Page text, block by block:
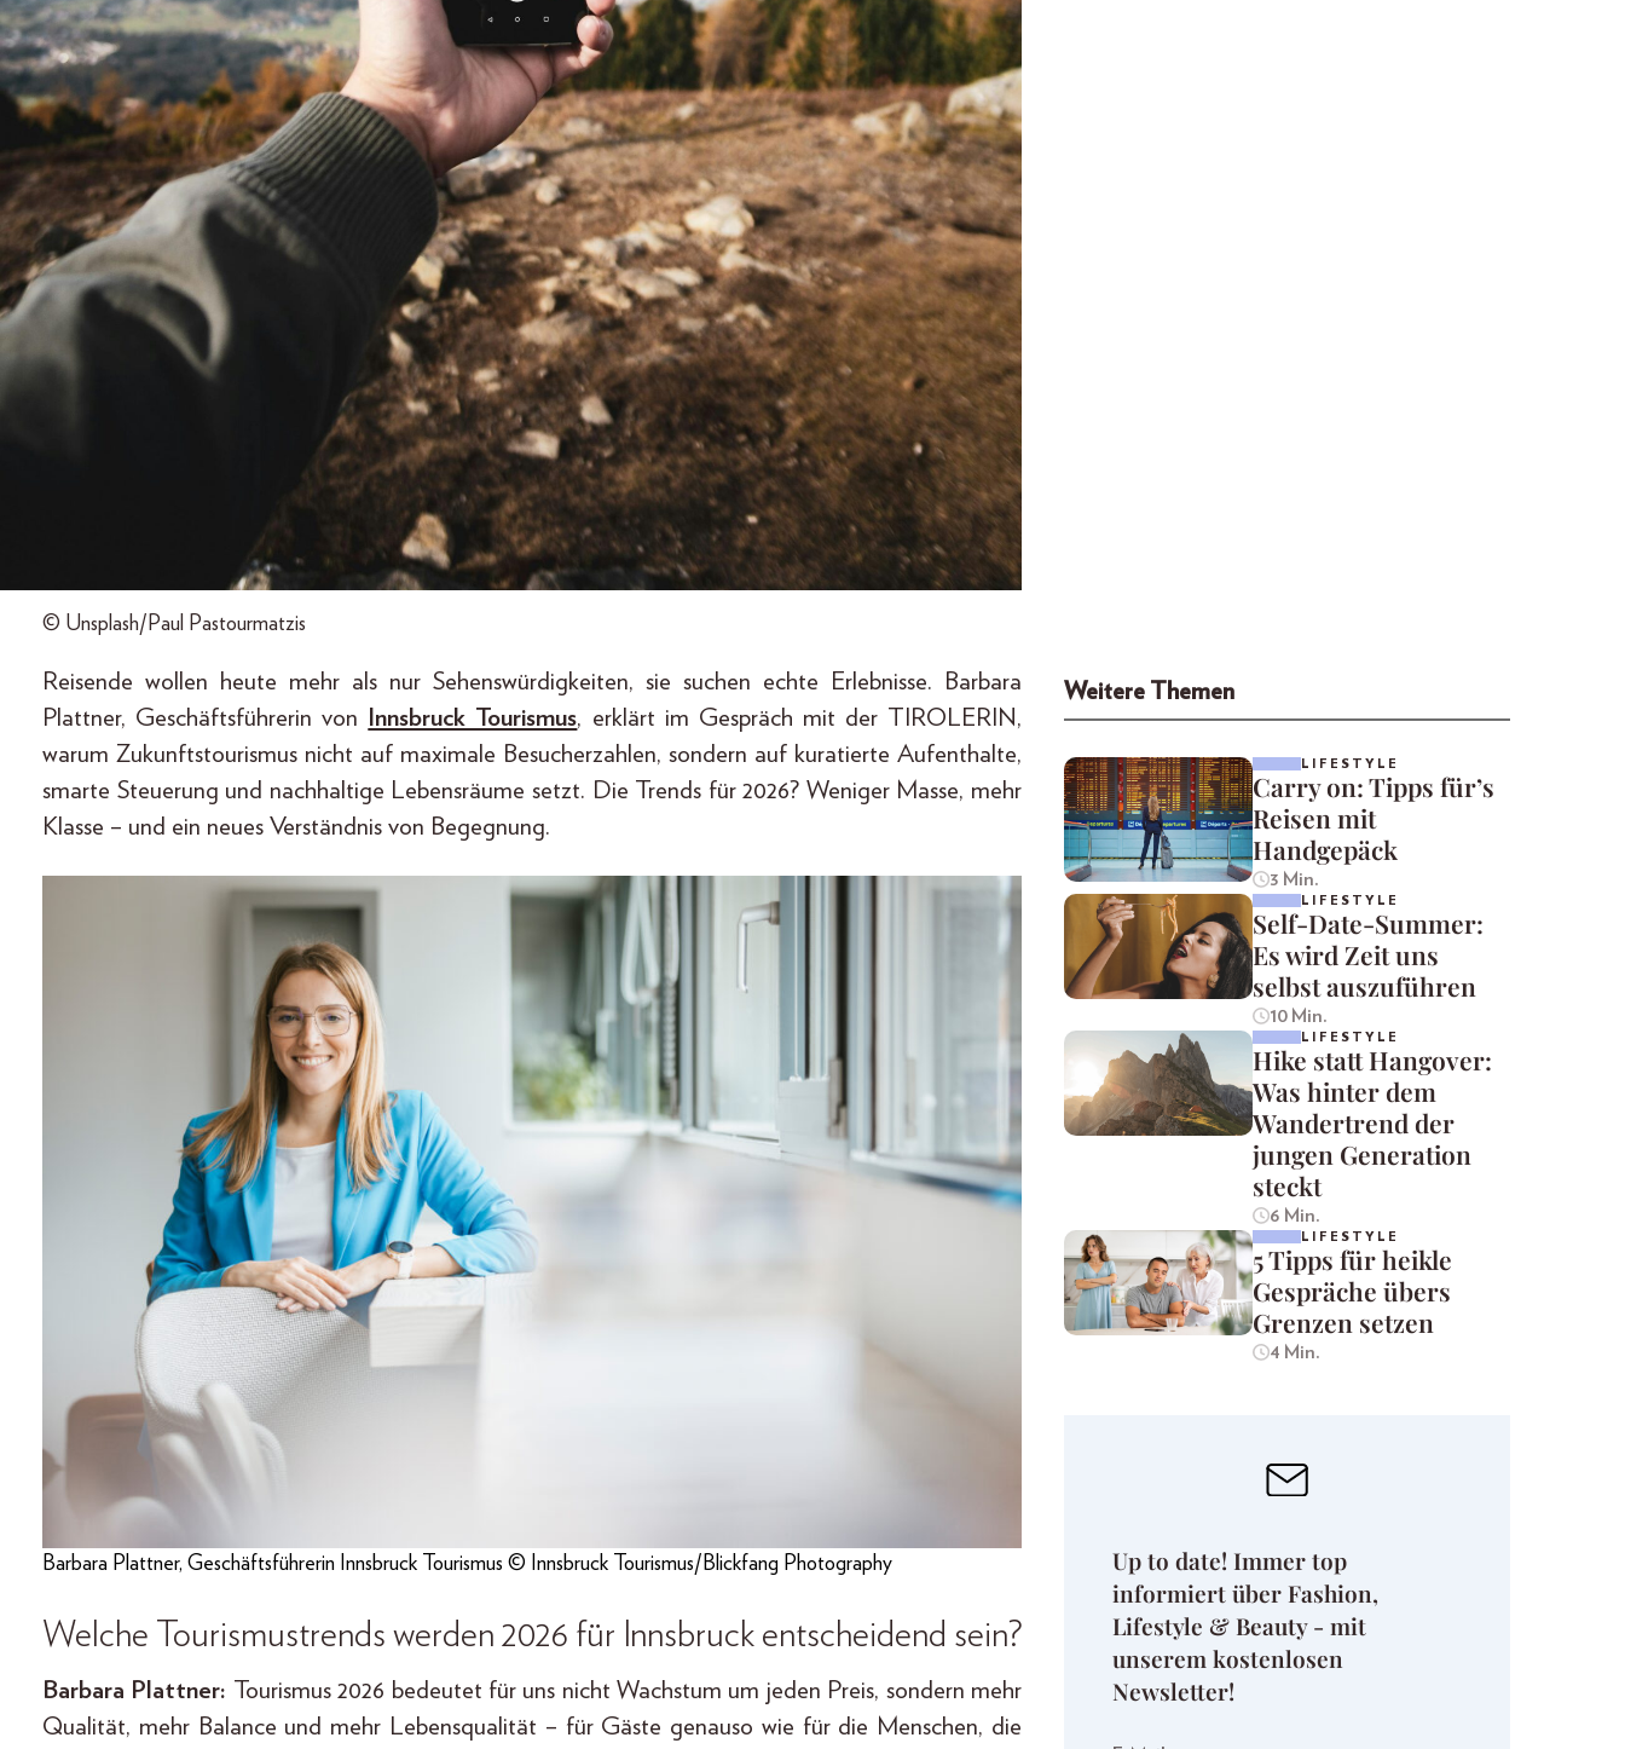
© Unsplash/Paul Pastourmatzis
Reisende wollen heute mehr als nur Sehenswürdigkeiten, sie suchen echte Erlebnisse. Barbara
Plattner, Geschäftsführerin von
Innsbruck Tourismus, erklärt im Gespräch mit der TIROLERIN,
warum Zukunftstourismus nicht auf maximale Besucherzahlen, sondern auf kuratierte Aufenthalte,
smarte Steuerung und nachhaltige Lebensräume setzt. Die Trends für 2026? Weniger Masse, mehr
Klasse – und ein neues Verständnis von Begegnung.
Barbara Plattner, Geschäftsführerin Innsbruck Tourismus © Innsbruck Tourismus/Blickfang Photography
Welche Tourismustrends werden 2026 für Innsbruck entscheidend sein?
Barbara Plattner: Tourismus 2026 bedeutet für uns nicht Wachstum um jeden Preis, sondern mehr
Qualität, mehr Balance und mehr Lebensqualität – für Gäste genauso wie für die Menschen, die
Weitere Themen
LIFESTYLE
Carry on: Tipps für’s
Reisen mit
Handgepäck
3 Min.
LIFESTYLE
Self-Date-Summer:
Es wird Zeit uns
selbst auszuführen
10 Min.
LIFESTYLE
Hike statt Hangover:
Was hinter dem
Wandertrend der
jungen Generation
steckt
6 Min.
LIFESTYLE
5 Tipps für heikle
Gespräche übers
Grenzen setzen
4 Min.
Up to date! Immer top
informiert über Fashion,
Lifestyle & Beauty - mit
unserem kostenlosen
Newsletter!